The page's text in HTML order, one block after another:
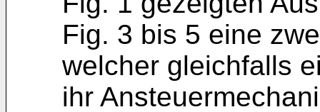
Fig. 3 bis 5 eine
welcher gleichfalls
ihr